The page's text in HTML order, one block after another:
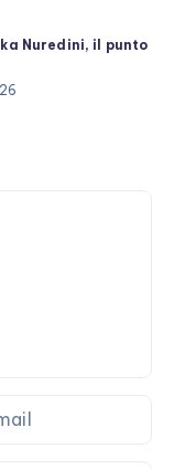
Nuredini, il punto